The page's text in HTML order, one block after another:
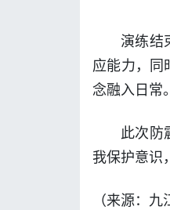
演练结
应能力，同
念融入日常。
此次防
我保护意识
（来源：九